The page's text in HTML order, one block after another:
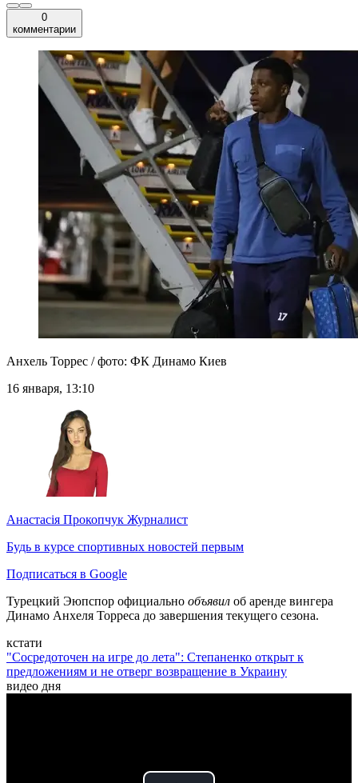
0
комментарии
Анхель Торрес / фото: ФК Динамо Киев
16 января, 13:10
Анастасія Прокопчук Журналист
Будь в курсе спортивных новостей первым
Подписаться в Google
Турецкий Эюпспор официально объявил об аренде вингера
Динамо Анхеля Торреса до завершения текущего сезона.
кстати
"Сосредоточен на игре до лета": Степаненко открыт к
предложениям и не отверг возвращение в Украину
видео дня